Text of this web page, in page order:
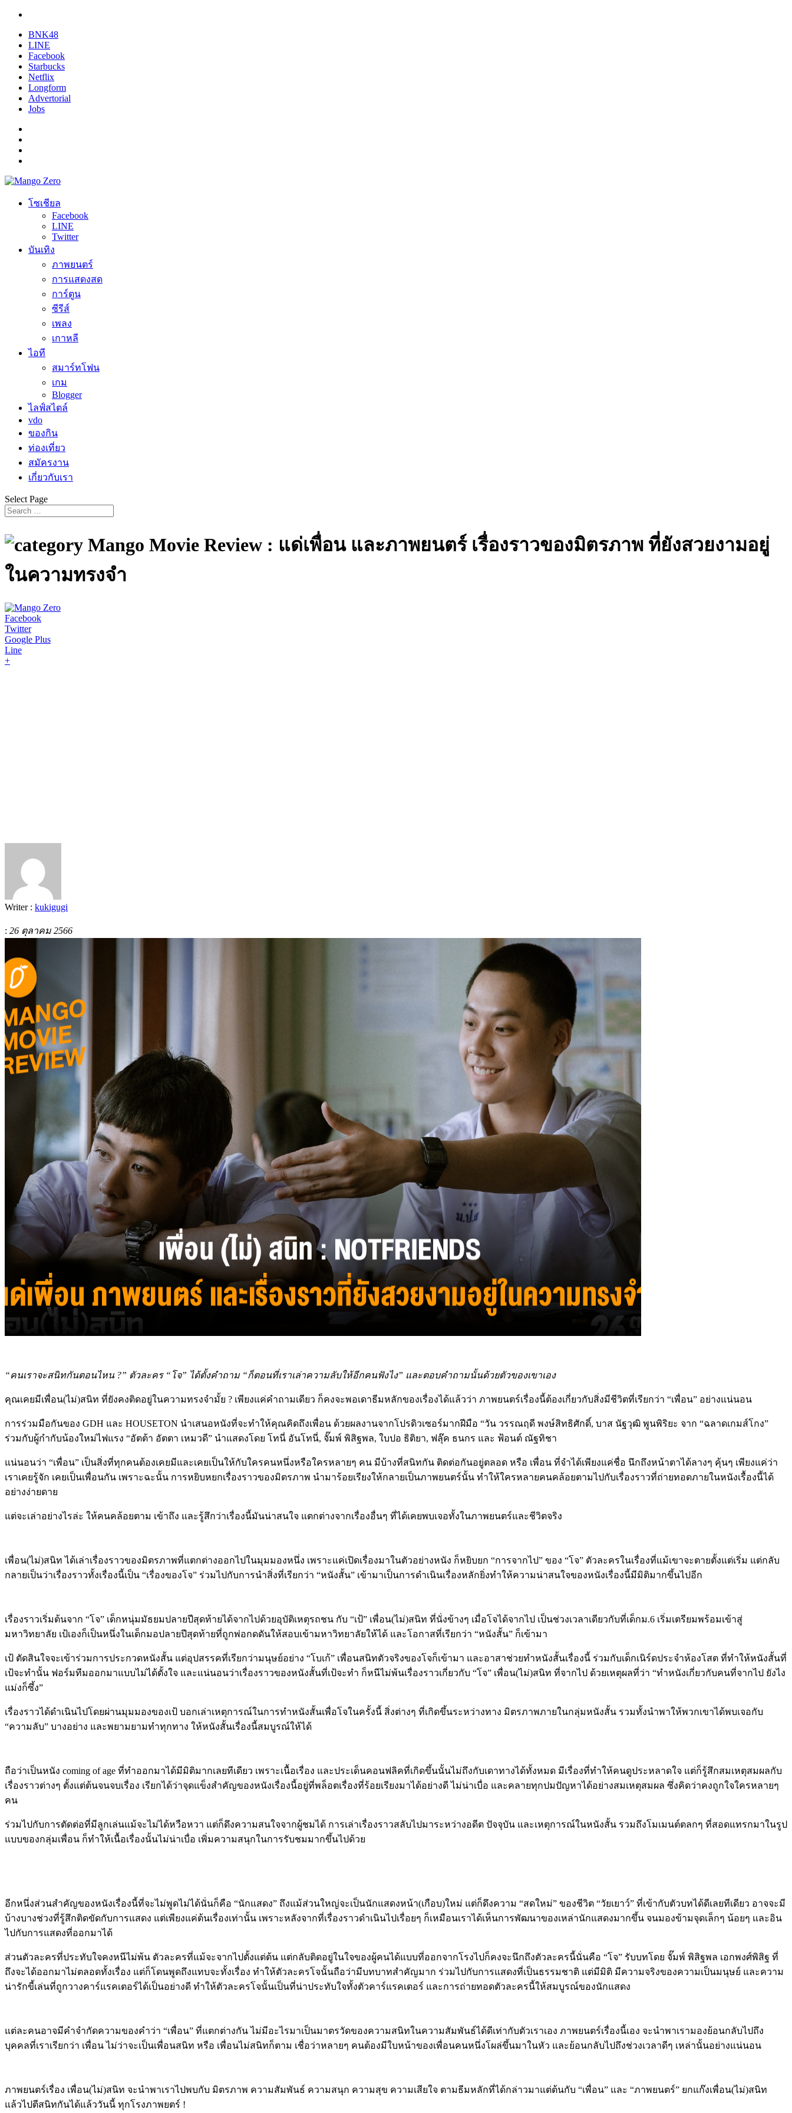
BNK48
LINE
Facebook
Starbucks
Netflix
Longform
Advertorial
Jobs
โซเชียล
Facebook
LINE
Twitter
บันเทิง
ภาพยนตร์
การแสดงสด
การ์ตูน
ซีรีส์
เพลง
เกาหลี
ไอที
สมาร์ทโฟน
เกม
Blogger
ไลฟ์สไตล์
vdo
ของกิน
ท่องเที่ยว
สมัครงาน
เกี่ยวกับเรา
Select Page
Mango Movie Review : แด่เพื่อน และภาพยนตร์ เรื่องราวของมิตรภาพ ที่ยังสวยงามอยู่
ในความทรงจำ
Facebook
Twitter
Google Plus
Line
+
Writer : kukigugi
: 26 ตุลาคม 2566
“คนเราจะสนิทกันตอนไหน ?” ตัวละคร “โจ” ได้ตั้งคำถาม “ก็ตอนที่เราเล่าความลับให้อีกคนฟังไง” และตอบคำถามนั้นด้วยตัวของเขาเอง
คุณเคยมีเพื่อน(ไม่)สนิท ที่ยังคงติดอยู่ในความทรงจำมั้ย ? เพียงแค่คำถามเดียว ก็คงจะพอเดาธีมหลักของเรื่องได้แล้วว่า ภาพยนตร์เรื่องนี้ต้องเกี่ยวกับสิ่งมีชีวิตที่เรียกว่า “เพื่อน” อย่างแน่นอน
การร่วมมือกันของ GDH และ HOUSETON นำเสนอหนังที่จะทำให้คุณคิดถึงเพื่อน ด้วยผลงานจากโปรดิวเซอร์มากฝีมือ “วัน วรรณฤดี พงษ์สิทธิศักดิ์, บาส นัฐวุฒิ พูนพิริยะ จาก “ฉลาดเกมส์โกง”
ร่วมกับผู้กำกับน้องใหม่ไฟแรง “อัตต้า อัตตา เหมวดี” นำแสดงโดย โทนี่ อันโทนี่, จั๊มพ์ พิสิฐพล, ใบปอ ธิติยา, ฟลุ๊ค ธนกร และ ฟ้อนต์ ณัฐทิชา
แน่นอนว่า “เพื่อน”​ เป็นสิ่งที่ทุกคนต้องเคยมีและเคยเป็นให้กับใครคนหนึ่งหรือใครหลายๆ คน มีบ้างที่สนิทกัน ติดต่อกันอยู่ตลอด หรือ เพื่อน ที่จำได้เพียงแค่ชื่อ นึกถึงหน้าตาได้ลางๆ คุ้นๆ เพียงแค่ว่า
เราเคยรู้จัก เคยเป็นเพื่อนกัน เพราะฉะนั้น การหยิบหยกเรื่องราวของมิตรภาพ นำมาร้อยเรียงให้กลายเป็นภาพยนตร์นั้น ทำให้ใครหลายคนคล้อยตามไปกับเรื่องราวที่ถ่ายทอดภายในหนังเรื้องนี้ได้
อย่างง่ายดาย
แต่จะเล่าอย่างไรล่ะ ให้คนคล้อยตาม เข้าถึง และรู้สึกว่าเรื่องนี้มันน่าสนใจ แตกต่างจากเรื่องอื่นๆ ที่ได้เคยพบเจอทั้งในภาพยนตร์และชีวิตจริง
เพื่อน(ไม่)สนิท ได้เล่าเรื่องราวของมิตรภาพที่แตกต่างออกไปในมุมมองหนึ่ง เพราะแค่เปิดเรื่องมาในตัวอย่างหนัง ก็หยิบยก “การจากไป” ของ “โจ” ตัวละครในเรื่องที่แม้เขาจะตายตั้งแต่เริ่ม แต่กลับ
กลายเป็นว่าเรื่องราวทั้งเรื่องนี้เป็น “เรื่องของโจ” ร่วมไปกับการนำสิ่งที่เรียกว่า “หนังสั้น” เข้ามาเป็นการดำเนินเรื่องหลักยิ่งทำให้ความน่าสนใจของหนังเรื่องนี้มีมิติมากขึ้นไปอีก
เรื่องราวเริ่มต้นจาก “โจ” เด็กหนุ่มมัธยมปลายปีสุดท้ายได้จากไปด้วยอุบัติเหตุรถชน กับ “เป้” เพื่อน(ไม่)สนิท ที่นั่งข้างๆ เมื่อโจได้จากไป เป็นช่วงเวลาเดียวกับที่เด็กม.6 เริ่มเตรียมพร้อมเข้าสู่
มหาวิทยาลัย เป้เองก็เป็นหนึ่งในเด็กมอปลายปีสุดท้ายที่ถูกพ่อกดดันให้สอบเข้ามหาวิทยาลัยให้ได้ และโอกาสที่เรียกว่า “หนังสั้น” ก็เข้ามา
เป้ ตัดสินใจจะเข้าร่วมการประกวดหนังสั้น แต่อุปสรรคที่เรียกว่ามนุษย์อย่าง “โบเก้” เพื่อนสนิทตัวจริงของโจก็เข้ามา และอาสาช่วยทำหนังสั้นเรื่องนี้ ร่วมกับเด็กเนิร์ดประจำห้องโสต ที่ทำให้หนังสั้นที่
เป้จะทำนั้น ฟอร์มทีมออกมาแบบไม่ได้ตั้งใจ และแน่นอนว่าเรื่องราวของหนังสั้นที่เป้จะทำ ก็หนีไม่พ้นเรื่องราวเกี่ยวกับ “โจ” เพื่อน(ไม่)สนิท ที่จากไป ด้วยเหตุผลที่ว่า “ทำหนังเกี่ยวกับคนที่จากไป ยังไง
แม่งก็ซึ้ง”
เรื่องราวได้ดำเนินไปโดยผ่านมุมมองของเป้ บอกเล่าเหตุการณ์ในการทำหนังสั้นเพื่อโจในครั้งนี้ สิ่งต่างๆ ที่เกิดขึ้นระหว่างทาง มิตรภาพภายในกลุ่มหนังสั้น รวมทั้งนำพาให้พวกเขาได้พบเจอกับ
“ความลับ” บางอย่าง และพยามยามทำทุกทาง ให้หนังสั้นเรื่องนี้สมบูรณ์ให้ได้
ถือว่าเป็นหนัง coming of age ที่ทำออกมาได้มีมิติมากเลยทีเดียว เพราะเนื้อเรื่อง และประเด็นคอนฟลิคที่เกิดขึ้นนั้นไม่ถึงกับเดาทางได้ทั้งหมด มีเรื่องที่ทำให้คนดูประหลาดใจ แต่ก็รู้สึกสมเหตุสมผลกับ
เรื่องราวต่างๆ ตั้งแต่ต้นจนจบเรื่อง เรียกได้ว่าจุดแข็งสำคัญของหนังเรื่องนี้อยู่ที่พล็อตเรื่องที่ร้อยเรียงมาได้อย่างดี ไม่น่าเบื่อ และคลายทุกปมปัญหาได้อย่างสมเหตุสมผล ซึ่งคิดว่าคงถูกใจใครหลายๆ
คน
ร่วมไปกับการตัดต่อที่มีลูกเล่นแม้จะไม่ได้หวือหวา แต่ก็ดึงความสนใจจากผู้ชมได้ การเล่าเรื่องราวสลับไปมาระหว่างอดีต ปัจจุบัน และเหตุการณ์ในหนังสั้น รวมถึงโมเมนต์ตลกๆ ที่สอดแทรกมาในรูป
แบบของกลุ่มเพื่อน ก็ทำให้เนื้อเรื่องนั้นไม่น่าเบื่อ เพิ่มความสนุกในการรับชมมากขึ้นไปด้วย
อีกหนึ่งส่วนสำคัญของหนังเรื่องนี้ที่จะไม่พูดไม่ได้นั่นก็คือ “นักแสดง” ถึงแม้ส่วนใหญ่จะเป็นนักแสดงหน้า(เกือบ)ใหม่ แต่ก็ดึงความ “สดใหม่” ของชีวิต “วัยเยาว์” ที่เข้ากับตัวบทได้ดีเลยทีเดียว อาจจะมี
บ้างบางช่วงที่รู้สึกติดขัดกับการแสดง แต่เพียงแค่ต้นเรื่องเท่านั้น เพราะหลังจากที่เรื่องราวดำเนินไปเรื่อยๆ ก็เหมือนเราได้เห็นการพัฒนาของเหล่านักแสดงมากขึ้น จนมองข้ามจุดเล็กๆ น้อยๆ และอิน
ไปกับการแสดงที่ออกมาได้
ส่วนตัวละครที่ประทับใจคงหนีไม่พ้น ตัวละครที่แม้จะจากไปตั้งแต่ต้น แต่กลับติดอยู่ในใจของผู้คนได้แบบที่ออกจากโรงไปก็คงจะนึกถึงตัวละครนี้นั่นคือ “โจ” รับบทโดย จั๊มพ์ พิสิฐพล เอกพงศ์พิสิฐ ที่
ถึงจะได้ออกมาไม่ตลอดทั้งเรื่อง แต่ก็โดนพูดถึงแทบจะทั้งเรื่อง ทำให้ตัวละครโจนั้นถือว่ามีบทบาทสำคัญมาก ร่วมไปกับการแสดงที่เป็นธรรมชาติ แต่มีมิติ มีความจริงของความเป็นมนุษย์ และความ
น่ารักขี้เล่นที่ถูกวางคาร์แรคเตอร์ได้เป็นอย่างดี ทำให้ตัวละครโจนั้นเป็นที่น่าประทับใจทั้งตัวคาร์แรคเตอร์ และการถ่ายทอดตัวละครนี้ให้สมบูรณ์ของนักแสดง
แต่ละคนอาจมีคำจำกัดความของคำว่า “เพื่อน” ที่แตกต่างกัน ไม่มีอะไรมาเป็นมาตรวัดของความสนิทในความสัมพันธ์ได้ดีเท่ากับตัวเราเอง ภาพยนตร์เรื่องนี้เอง จะนำพาเรามองย้อนกลับไปถึง
บุคคลที่เราเรียกว่า เพื่อน ไม่ว่าจะเป็นเพื่อนสนิท หรือ เพื่อนไม่สนิทก็ตาม เชื่อว่าหลายๆ คนต้องมีใบหน้าของเพื่อนคนหนึ่งโผล่ขึ้นมาในหัว และย้อนกลับไปถึงช่วงเวลาดีๆ เหล่านั้นอย่างแน่นอน
ภาพยนตร์เรื่อง เพื่อน(ไม่)สนิท จะนำพาเราไปพบกับ มิตรภาพ ความสัมพันธ์​ ความสนุก ความสุข ความเสียใจ ตามธีมหลักที่ได้กล่าวมาแต่ต้นกับ “เพื่อน” และ “ภาพยนตร์” ยกแก๊งเพื่อน(ไม่)สนิท
แล้วไปตีสนิทกันได้แล้ววันนี้ ทุกโรงภาพยตร์ !